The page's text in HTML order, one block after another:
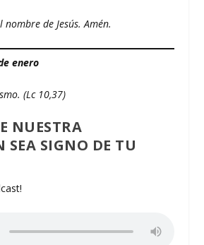
de Jesús. Amén.
enero
(Lc 10,37)
NUESTRA
SIGNO DE TU